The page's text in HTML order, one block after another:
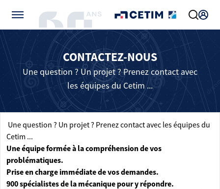
CONTACTEZ-NOUS
Une question ? Un projet ? Prenez contact avec
les équipes du Cetim ...
Une question ? Un projet ? Prenez contact avec les équipes du
Cetim ...
Une équipe formée à la compréhension de vos
problématiques.
Prise en charge immédiate de vos demandes.
900 spécialistes de la mécanique pour y répondre.